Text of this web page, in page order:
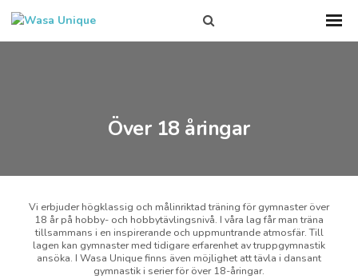
this
Över 18 åringar
Vi erbjuder högklassig och målinriktad träning för gymnaster över
18 år på hobby- och hobbytävlingsnivå. I våra lag får man träna
tillsammans i en inspirerande och uppmuntrande atmosfär. Till
lagen kan gymnaster med tidigare erfarenhet av truppgymnastik
ansöka. I Wasa Unique finns även möjlighet att tävla i dansant
gymnastik i serier för över 18-åringar.